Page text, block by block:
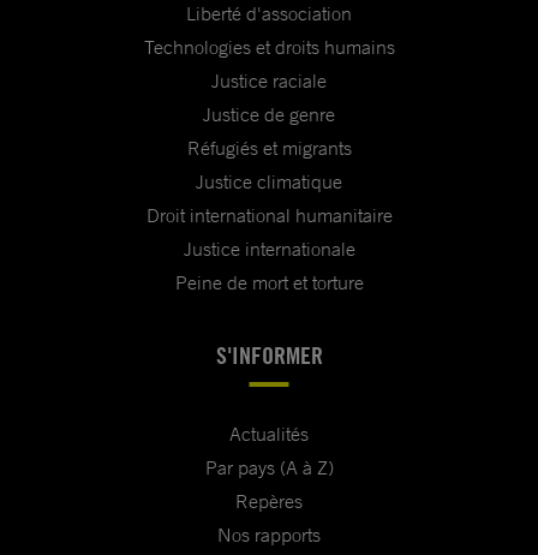
Liberté d'association
Technologies et droits humains
Justice raciale
Justice de genre
Réfugiés et migrants
Justice climatique
Droit international humanitaire
Justice internationale
Peine de mort et torture
S'INFORMER
Actualités
Par pays (A à Z)
Repères
Nos rapports